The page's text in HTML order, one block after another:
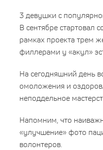
3 девушки с
В сентябре стартовал
рамках проекта трем
филлерами у «акул»
На сегодняшний день
омоложения и
неподдельное
Напомним, что
«улучшение» фото
волонтеров.